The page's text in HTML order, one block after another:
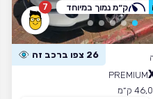
7
26 צפו ברכב זה
PREMIUM
ק״מ
ק״מ נמוך במיוחד